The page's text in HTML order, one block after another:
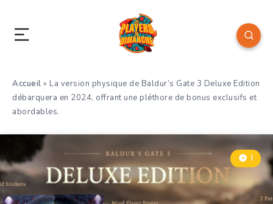
Accueil » La version physique de Baldur’s Gate 3 Deluxe Edition
débarquera en 2024, offrant une pléthore de bonus exclusifs et
abordables.
1